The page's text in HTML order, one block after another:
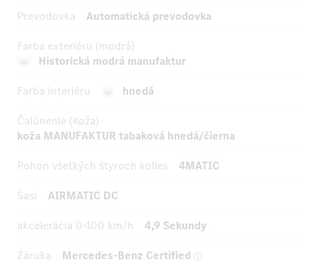
Prevodovka
Automatická prevodovka
Farba exteriéru (modrá)
Historická modrá manufaktur
Farba interiéru
hnedá
Čalúnenie (Koža)
koža MANUFAKTUR tabaková hnedá/čierna
Pohon všetkých štyroch kolies
4MATIC
Šasi
AIRMATIC DC
akcelerácia 0-100 km/h
4,9 Sekundy
Záruka
Mercedes-Benz Certified